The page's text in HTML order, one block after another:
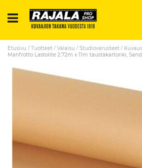
Etusivu Tuotteet Valaisu Studiovarusteet
Manfrotto Lastolite 2.72m x 11m taustakartonki,
Skip